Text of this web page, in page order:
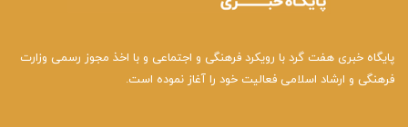
پایگاه خبری هفت گرد با رویکرد فرهنگی و اجتماعی و با اخذ مجوز رسمی وزارت
فرهنگی و ارشاد اسلامی فعالیت خود را آغاز نموده است.